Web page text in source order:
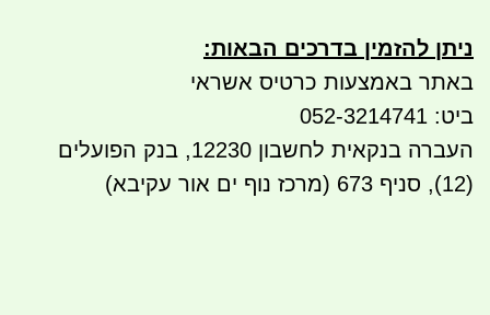
ניתן להזמין בדרכים הבאות:
באתר באמצעות כרטיס אשראי
ביט: 052-3214741
העברה בנקאית לחשבון 12230, בנק הפועלים
(12), סניף 673 (מרכז נוף ים אור עקיבא)